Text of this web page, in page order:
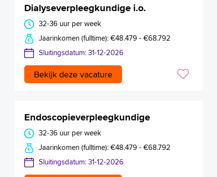
Dialyseverpleegkundige i.o.
32-36 uur per week
Jaarinkomen (fulltime): €48.479 - €68.792
Sluitingsdatum: 31-12-2026
Bekijk deze vacature
Endoscopieverpleegkundige
32-36 uur per week
Jaarinkomen (fulltime): €48.479 - €68.792
Sluitingsdatum: 31-12-2026